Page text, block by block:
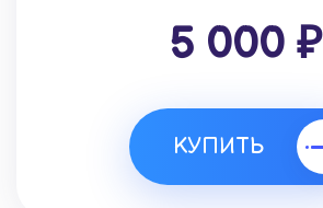
5 000 ₽
КУПИТЬ